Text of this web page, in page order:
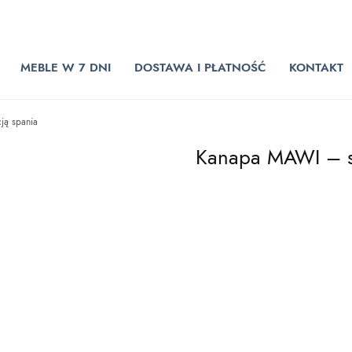
MEBLE W 7 DNI DOSTAWA I PŁATNOŚĆ KONTAKT
spania
Kanapa MAWI –